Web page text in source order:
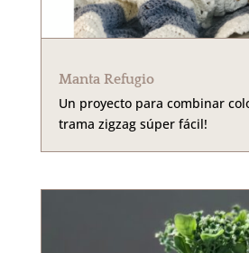
Manta Refugio
Un proyecto para combinar
trama zigzag súper fácil!